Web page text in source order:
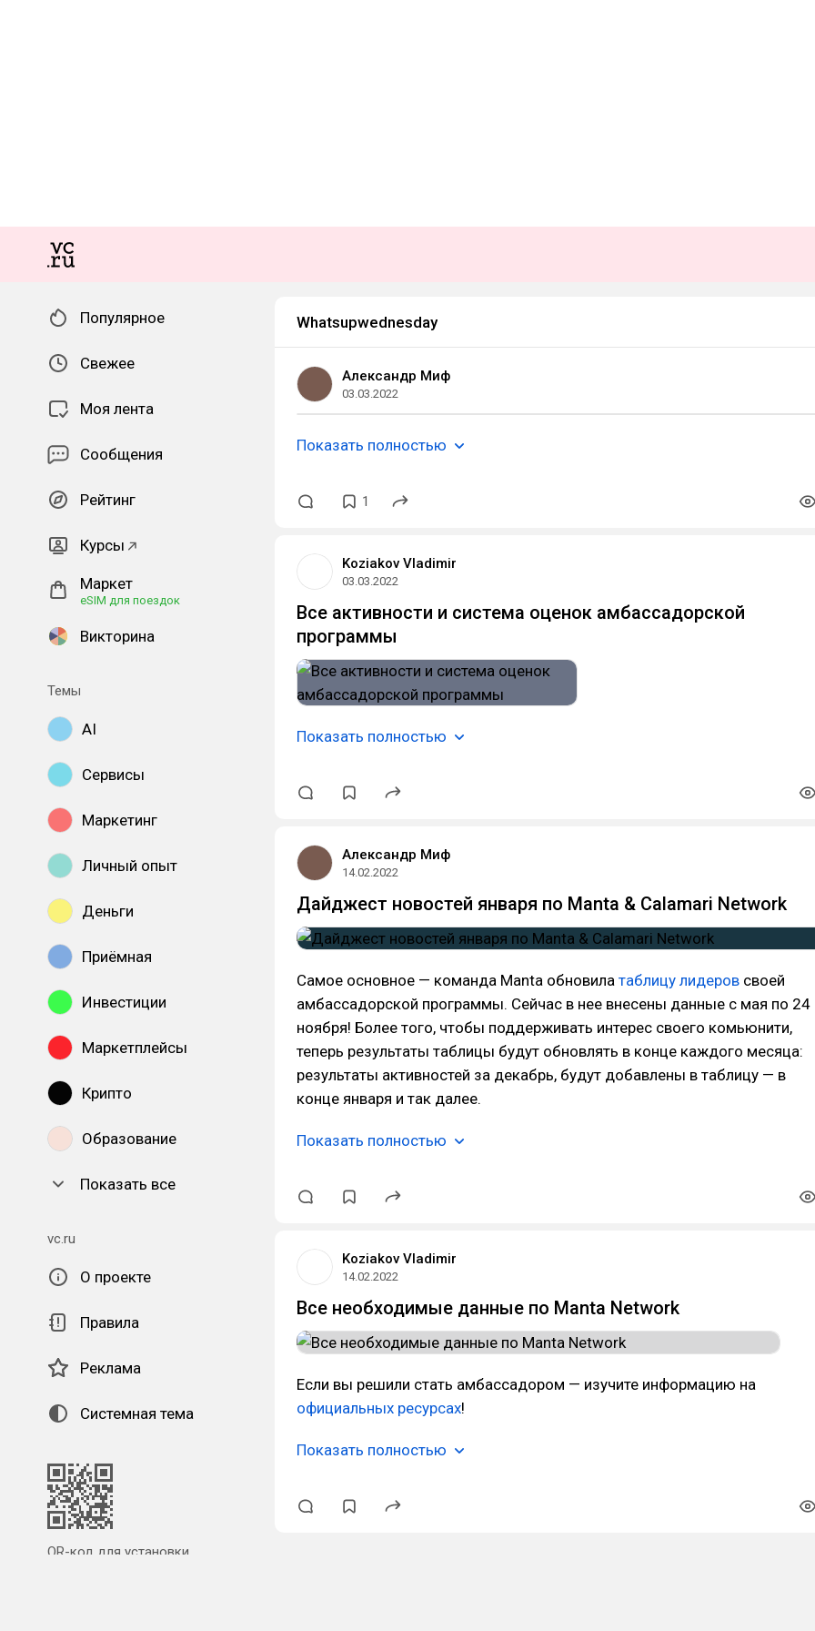
Популярное
Свежее
Моя лента
Сообщения
Рейтинг
Курсы
Маркет
eSIM для поездок
Викторина
Темы
AI
Сервисы
Маркетинг
Личный опыт
Деньги
Приёмная
Инвестиции
Маркетплейсы
Крипто
Образование
Показать все
vc.ru
О проекте
Правила
Реклама
Системная тема
QR-код для установки
Whatsupwednesday
Александр Миф
03.03.2022
Показать полностью
1
Koziakov Vladimir
03.03.2022
Все активности и система оценок амбассадорской
программы
Показать полностью
Александр Миф
14.02.2022
Дайджест новостей января по Manta & Calamari Network
Самое основное — команда Manta обновила таблицу лидеров своей
амбассадорской программы. Сейчас в нее внесены данные с мая по 24
ноября! Более того, чтобы поддерживать интерес своего комьюнити,
теперь результаты таблицы будут обновлять в конце каждого месяца:
результаты активностей за декабрь, будут добавлены в таблицу — в
конце января и так далее.
Показать полностью
Koziakov Vladimir
14.02.2022
Все необходимые данные по Manta Network
Если вы решили стать амбассадором — изучите информацию на
официальных ресурсах!
Показать полностью